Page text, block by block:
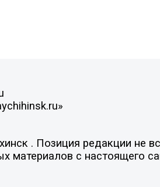
. Позиция редакции не
материалов с настоящего